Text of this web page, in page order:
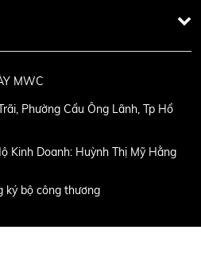
MWC
Phường Cầu Ông Lãnh, Tp Hồ
Kinh Doanh: Huỳnh Thị Mỹ Hằng